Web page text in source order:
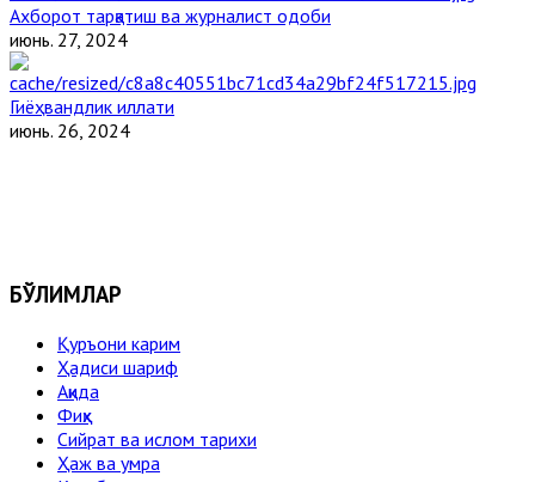
Ахборот тарқатиш ва журналист одоби
июнь. 27, 2024
Гиёҳвандлик иллати
июнь. 26, 2024
БЎЛИМЛАР
Қуръони карим
Ҳадиси шариф
Ақида
Фиқҳ
Сийрат ва ислом тарихи
Ҳаж ва умра